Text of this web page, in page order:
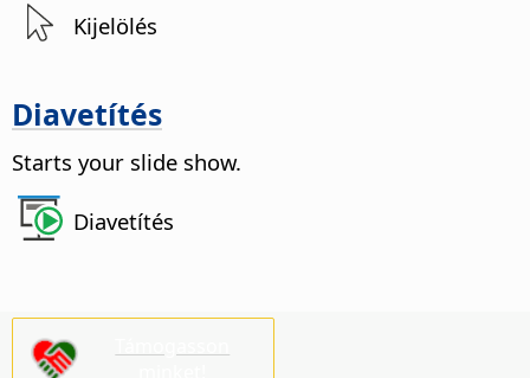
Kijelölés
Diavetítés
Starts your slide show.
Diavetítés